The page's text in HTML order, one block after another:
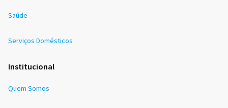
Saúde
Serviços Domésticos
Institucional
Quem Somos